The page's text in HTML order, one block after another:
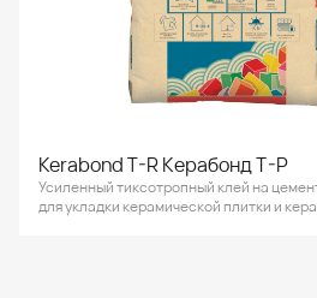
Kerabond T-R Керабонд Т-Р
Усиленный тиксотропный клей на
для укладки керамической плитки и